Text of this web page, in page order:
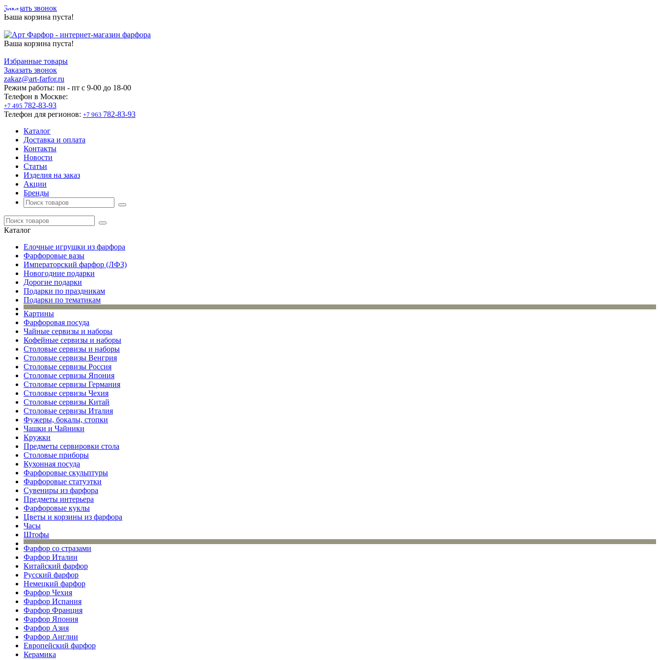
Заказать звонок
Ваша корзина пуста!
Ваша корзина пуста!
Избранные товары
Заказать звонок
zakaz@art-farfor.ru
Режим работы: пн - пт c 9-00 до 18-00
Телефон в Москве:
+7 495 782-83-93
Телефон для регионов: +7 963 782-83-93
Каталог
Доставка и оплата
Контакты
Новости
Статьи
Изделия на заказ
Акции
Бренды
Каталог
Елочные игрушки из фарфора
Фарфоровые вазы
Императорский фарфор (ЛФЗ)
Новогодние подарки
Дорогие подарки
Подарки по праздникам
Подарки по тематикам
Картины
Фарфоровая посуда
Чайные сервизы и наборы
Кофейные сервизы и наборы
Столовые сервизы и наборы
Столовые сервизы Венгрия
Столовые сервизы Россия
Столовые сервизы Япония
Столовые сервизы Германия
Столовые сервизы Чехия
Столовые сервизы Китай
Столовые сервизы Италия
Фужеры, бокалы, стопки
Чашки и Чайники
Кружки
Предметы сервировки стола
Столовые приборы
Кухонная посуда
Фарфоровые скульптуры
Фарфоровые статуэтки
Сувениры из фарфора
Предметы интерьера
Фарфоровые куклы
Цветы и корзины из фарфора
Часы
Штофы
Фарфор со стразами
Фарфор Италии
Китайский фарфор
Русский фарфор
Немецкий фарфор
Фарфор Чехия
Фарфор Испания
Фарфор Франция
Фарфор Япония
Фарфор Азия
Фарфор Англии
Европейский фарфор
Керамика